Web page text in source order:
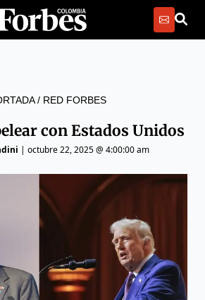
/ RED FORBES
con Estados Unidos
| octubre 22, 2025 @ 4:00:00 am